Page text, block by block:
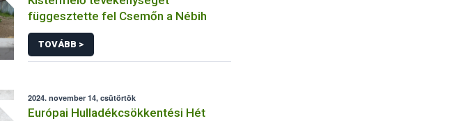
függesztette fel Csemőn a Nébih
TOVÁBB >
2024. november 14, csütörtök
Európai Hulladékcsökkentési Hét